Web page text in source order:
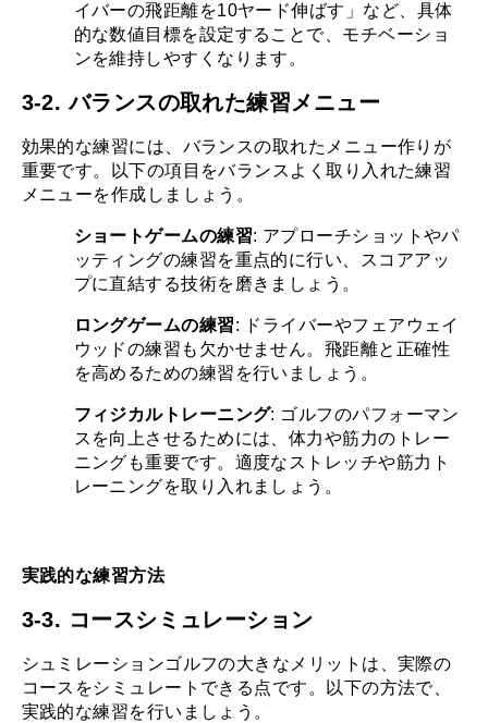
イバーの飛距離を10ヤード伸ばす」など、具体
的な数値目標を設定することで、モチベーショ
ンを維持しやすくなります。
3-2. バランスの取れた練習メニュー
効果的な練習には、バランスの取れたメニュー作りが
重要です。以下の項目をバランスよく取り入れた練習
メニューを作成しましょう。
ショートゲームの練習: アプローチショットやパ
ッティングの練習を重点的に行い、スコアアッ
プに直結する技術を磨きましょう。
ロングゲームの練習: ドライバーやフェアウェイ
ウッドの練習も欠かせません。飛距離と正確性
を高めるための練習を行いましょう。
フィジカルトレーニング: ゴルフのパフォーマン
スを向上させるためには、体力や筋力のトレー
ニングも重要です。適度なストレッチや筋力ト
レーニングを取り入れましょう。
実践的な練習方法
3-3. コースシミュレーション
シュミレーションゴルフの大きなメリットは、実際の
コースをシミュレートできる点です。以下の方法で、
実践的な練習を行いましょう。